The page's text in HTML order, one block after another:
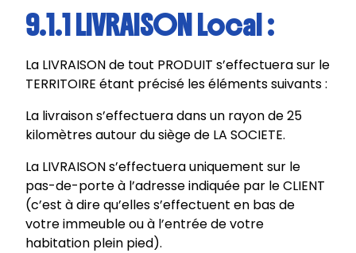
9.1.1 LIVRAISON Local :
La LIVRAISON de tout PRODUIT s’effectuera sur le
TERRITOIRE étant précisé les éléments suivants :
La livraison s’effectuera dans un rayon de 25
kilomètres autour du siège de LA SOCIETE.
La LIVRAISON s’effectuera uniquement sur le
pas-de-porte à l’adresse indiquée par le CLIENT
(c’est à dire qu’elles s’effectuent en bas de
votre immeuble ou à l’entrée de votre
habitation plein pied).